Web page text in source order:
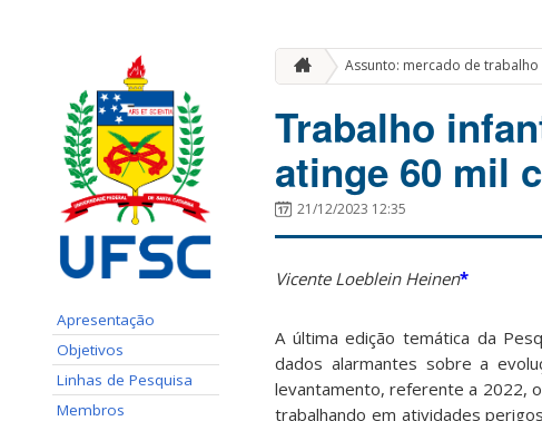
Apresentação
Objetivos
Linhas de Pesquisa
Membros
Assunto: mercado de trabalho
Trabalho
atinge 60 mil
21/12/2023 12:35
Vicente Loeblein Heinen*
A última edição temática da
dados alarmantes sobre a
levantamento, referente a 2022,
trabalhando em atividades